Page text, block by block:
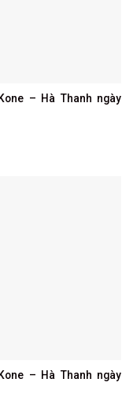
– Hà Thanh ngày
– Hà Thanh ngày